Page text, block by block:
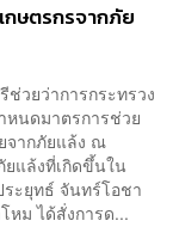
กษตรกรจากภัย
วยว่าการกระทรวง
หนดมาตรการช่วย
จากภัยแล้ง ณ
แล้งที่เกิดขึ้นใน
ะยุทธ์ จันทร์โอชา
หม ได้สั่งการด...